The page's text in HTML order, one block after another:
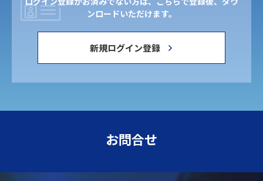
ンロードいただけます。
新規ログイン登録
お問合せ